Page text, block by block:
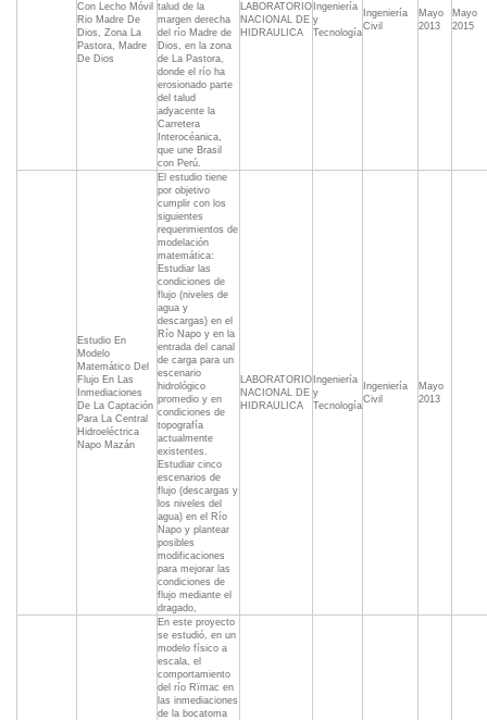
Con Lecho Móvil
Rio Madre De
Dios, Zona La
Pastora, Madre
De Dios
talud de la
margen derecha
del río Madre de
Dios, en la zona
de La Pastora,
donde el río ha
erosionado parte
del talud
adyacente la
Carretera
Interocéanica,
que une Brasil
con Perú.
LABORATORIO
NACIONAL DE
HIDRAULICA
Ingeniería
y
Tecnología
Ingeniería
Civil
Mayo
2013
Mayo
2015
Estudio En
Modelo
Matemático Del
Flujo En Las
Inmediaciones
De La Captación
Para La Central
Hidroeléctrica
Napo Mazán
El estudio tiene
por objetivo
cumplir con los
siguientes
requerimientos de
modelación
matemática: 
Estudiar las
condiciones de
flujo (niveles de
agua y
descargas) en el
Río Napo y en la
entrada del canal
de carga para un
escenario
hidrológico
promedio y en
condiciones de
topografía
actualmente
existentes. 
Estudiar cinco
escenarios de
flujo (descargas y
los niveles del
agua) en el Río
Napo y plantear
posibles
modificaciones
para mejorar las
condiciones de
flujo mediante el
dragado,
LABORATORIO
NACIONAL DE
HIDRAULICA
Ingeniería
y
Tecnología
Ingeniería
Civil
Mayo
2013
En este proyecto
se estudió, en un
modelo físico a
escala, el
comportamiento
del río Rïmac en
las inmediaciones
de la bocatoma